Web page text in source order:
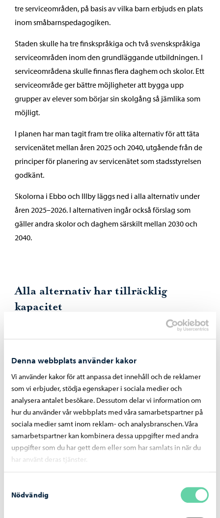
Denna webbplats använder kakor
Vi använder kakor för att anpassa det innehåll och de reklamer
som vi erbjuder, stödja egenskaper i sociala medier och
analysera antalet besökare. Dessutom delar vi information om
hur du använder vår webbplats med våra samarbetspartner på
sociala medier samt inom reklam- och analysbranschen. Våra
samarbetspartner kan kombinera dessa uppgifter med andra
uppgifter som du har gett dem eller som har samlats in när du
har använt deras tjänster.
Nödvändig
tre serviceområden, på basis av vilka barn erbjuds en plats
inom småbarnspedagogiken.
Staden skulle ha tre finskspråkiga och två svenskspråkiga
serviceområden inom den grundläggande utbildningen. I
serviceområdena skulle finnas flera daghem och skolor. Ett
serviceområde ger bättre möjligheter att bygga upp
grupper av elever som börjar sin skolgång så jämlika som
möjligt.
I planen har man tagit fram tre olika alternativ för att täta
servicenätet mellan åren 2025 och 2040, utgående från de
principer för planering av servicenätet som stadsstyrelsen
godkänt.
Skolorna i Ebbo och Illby läggs ned i alla alternativ under
åren 2025–2026. I alternativen ingår också förslag som
gäller andra skolor och daghem särskilt mellan 2030 och
2040.
Alla alternativ har tillräcklig
kapacitet
Enligt kapacitetsgranskningen skulle skolorna och
alternativ, även om elev- och barnantalet skulle utvecklas i
– I olika alternativ skulle de genomsnittliga årliga
driftskostnaderna för servicenätet under åren 2035–2040
vara cirka 1,0–5,4 miljoner euro lägre än om servicenätet
inte görs tätare. Kumulativt fram till år 2040 skulle
besparingarna uppgå till 12,6–47,9 miljoner euro jämfört
med nollalternativet, berättar finansdirektör Henrik
– Antalet anställda minskar i det tätaste alternativet med